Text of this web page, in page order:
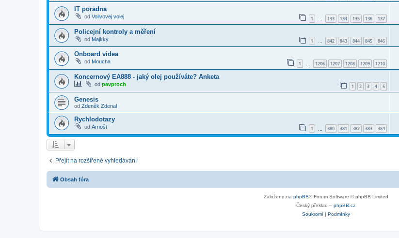
IT poradna
od Volivovej volej 1 … 133 134 135 136 137
Policejní kontroly a měření
od Majkky 1 842 843 844 845 846
Onboard videa
od Moucha 1 … 1206 1207 1208 1209 1210
Koncernový EA888 - jaký olej používáte? Anketa
od pavproch 1 2 3 4 5
Genesis
od Zdeněk Zdenal
Rychlodotazy
od Arnošt 1 380 381 382 383 384
Přejít na rozšířené vyhledávání
Obsah fóra
Založeno na phpBB® Forum Software © phpBB Limited
Český překlad – phpBB.cz
Soukromí| Podmínky